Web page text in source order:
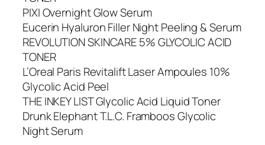
PIXI Overnight Glow Serum
Eucerin Hyaluron Filler Night Peeling & Serum
REVOLUTION SKINCARE 5% GLYCOLIC ACID
TONER
L’Oreal Paris Revitalift Laser Ampoules 10%
Glycolic Acid Peel
THE INKEY LIST Glycolic Acid Liquid Toner
Drunk Elephant T.L.C. Framboos Glycolic
Night Serum